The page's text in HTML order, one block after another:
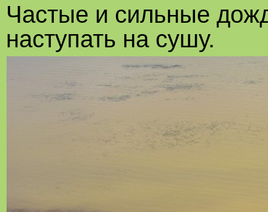
Частые и сильные
наступать на сушу.